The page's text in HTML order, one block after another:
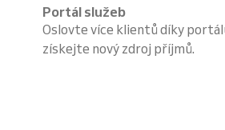
Portál služeb
Oslovte více klientů díky
získejte nový zdroj příjmů.